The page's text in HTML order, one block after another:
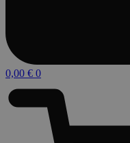
0,00 € 0